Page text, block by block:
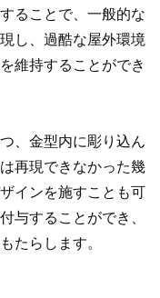
ることで、一般的な
し、過酷な屋外環境
維持することができ
、金型内に彫り込ん
再現できなかった幾
インを施すことも可
与することができ、
たらします。